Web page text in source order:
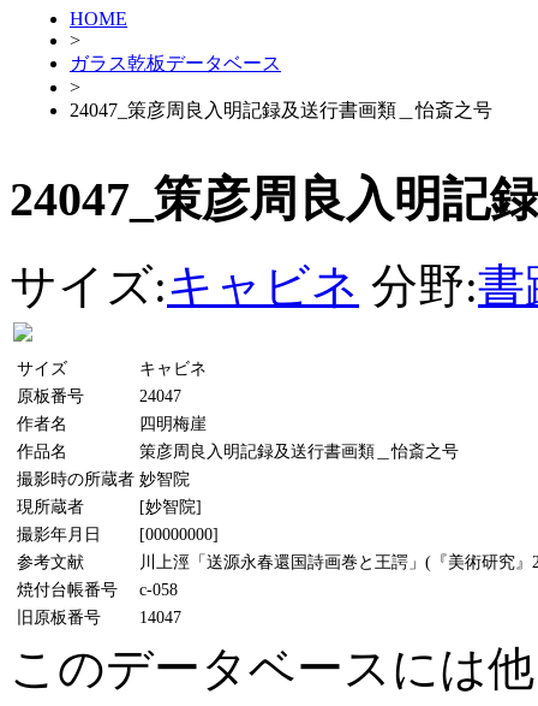
HOME
>
ガラス乾板データベース
>
24047_策彦周良入明記録及送行書画類＿怡斎之号
24047_策彦周良入明記
サイズ:キャビネ 分野:書
サイズ
キャビネ
原板番号
24047
作者名
四明梅崖
作品名
策彦周良入明記録及送行書画類＿怡斎之号
撮影時の所蔵者 妙智院
現所蔵者
[妙智院]
撮影年月日
[00000000]
参考文献
川上涇「送源永春還国詩画巻と王諤」(『美術研究』
焼付台帳番号
c-058
旧原板番号
14047
このデータベースには